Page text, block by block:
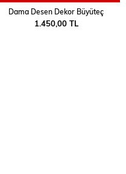
Dama Desen Dekor Büyüteç
1.450,00 TL